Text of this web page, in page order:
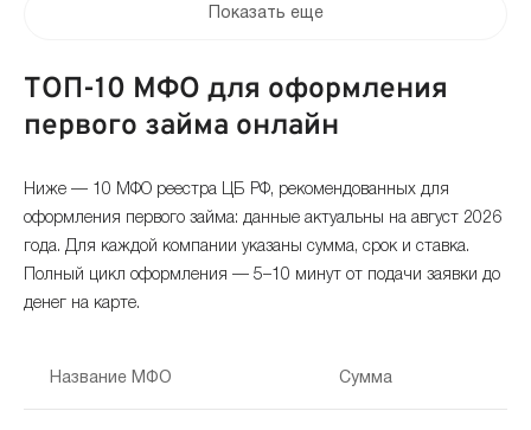
Показать еще
ТОП-10 МФО для оформления
первого займа онлайн
Ниже — 10 МФО реестра ЦБ РФ, рекомендованных для
оформления первого займа: данные актуальны на август 2026
года. Для каждой компании указаны сумма, срок и ставка.
Полный цикл оформления — 5–10 минут от подачи заявки до
денег на карте.
Название МФО Сумма